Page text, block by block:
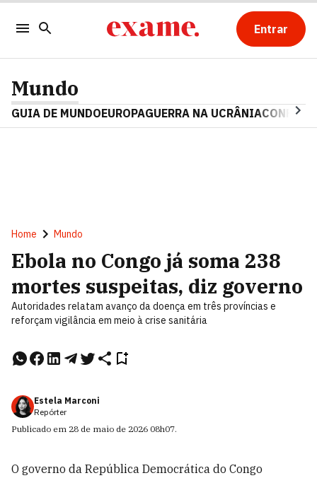
Entrar
Mundo
GUIA DE MUNDOEUROPAGUERRA NA UCRÂNIA
Home Mundo
Ebola no Congo já soma 238
mortes suspeitas, diz governo
Autoridades relatam avanço da doença em três províncias e
reforçam vigilância em meio à crise sanitária
Estela Marconi
Repórter
Publicado em 28 de maio de 2026 08h07.
O governo da República Democrática do Congo